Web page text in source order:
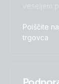
veseljem
Poiščite
trgovca